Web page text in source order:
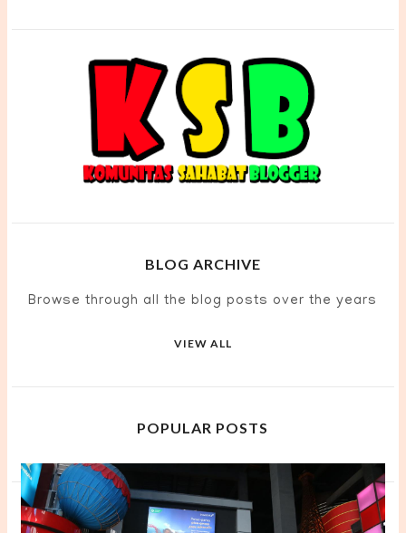
BLOG ARCHIVE
Browse through all the blog posts over the years
VIEW ALL
POPULAR POSTS